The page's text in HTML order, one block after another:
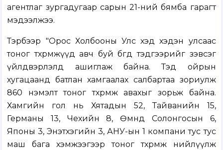
агентлаг зургадугаар сарын 21-ний бямба гарагт
мэдээлжээ.
Тэрбээр "Орос Холбооны Улс хэд хэдэн улсаас
тоног төхөөрөмжүүд авч буй бөгөөд тэдгээрийг зэвсэг
үйлдвэрлэлд ашиглаж байна. Тэд ойрын
хугацаанд батлан хамгаалах салбартаа зориулж
860 нэмэлт тоног төхөөрөмж авахыг зорьж байна.
Хамгийн гол нь Хятадын 52, Тайванийн 15,
Германы 13, Чехийн 8, Өмнөд Солонгосын 6,
Японы 3, Энэтхэгийн 3, АНУ-ын 1 компани тус тус
маш бага хэмжээгээр тоног төхөөрөмж нийлүүлж